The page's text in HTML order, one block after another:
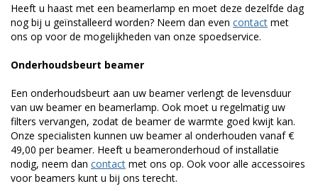
Heeft u haast met een beamerlamp en moet deze dezelfde dag
nog bij u geïnstalleerd worden? Neem dan even contact met
ons op voor de mogelijkheden van onze spoedservice.
Onderhoudsbeurt beamer
Een onderhoudsbeurt aan uw beamer verlengt de levensduur
van uw beamer en beamerlamp. Ook moet u regelmatig uw
filters vervangen, zodat de beamer de warmte goed kwijt kan.
Onze specialisten kunnen uw beamer al onderhouden vanaf €
49,00 per beamer. Heeft u beameronderhoud of installatie
nodig, neem dan contact met ons op. Ook voor alle accessoires
voor beamers kunt u bij ons terecht.